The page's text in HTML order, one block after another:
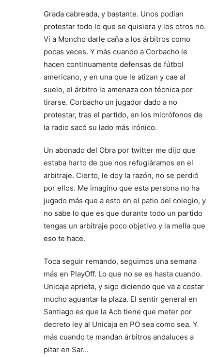
Grada cabreada, y bastante. Unos podían
protestar todo lo que se quisiera y los otros no.
Vi a Moncho darle caña a los árbitros como
pocas veces. Y más cuando a Corbacho le
hacen continuamente defensas de fútbol
americano, y en una que le atizan y cae al
suelo, el árbitro le amenaza con técnica por
tirarse. Corbacho un jugador dado a no
protestar, tras el partido, en los micrófonos de
la radio sacó su lado más irónico.
Un abonado del Obra por twitter me dijo que
estaba harto de que nos refugiáramos en el
arbitraje. Cierto, le doy la razón, no se perdió
por ellos. Me imagino que esta persona no ha
jugado más que a esto en el patio del colegio, y
no sabe lo que es que durante todo un partido
tengas un arbitraje poco objetivo y la mella que
eso te hace.
Toca seguir remando, seguimos una semana
más en PlayOff. Lo que no se es hasta cuando.
Unicaja aprieta, y sigo diciendo que va a costar
mucho aguantar la plaza. El sentir general en
Santiago es que la Acb tiene que meter por
decreto ley al Unicaja en PO sea como sea. Y
más cuando te mandan árbitros andaluces a
pitar en Sar…